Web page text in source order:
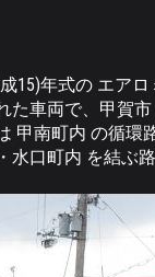
15)年式の エア
た車両で、甲賀
甲南町内 の循環
水口町内 を結ぶ